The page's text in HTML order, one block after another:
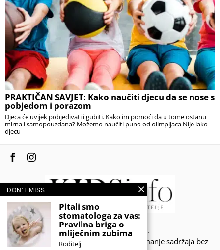
PRAKTIČAN SAVJET: Kako naučiti djecu da se nose s
pobjedom i porazom
Djeca će uvijek pobjeđivati i gubiti. Kako im pomoći da u tome ostanu
mirna i samopouzdana? Možemo naučiti puno od olimpijaca Nije lako
djecu
© 2020 - KIDSINFO.BA.
Sva prava zadržana. Zabranjeno preuzimanje sadržaja bez
DON'T MISS
Pitali smo
stomatologa za vas:
Pravilna briga o
mliječnim zubima
Roditelji